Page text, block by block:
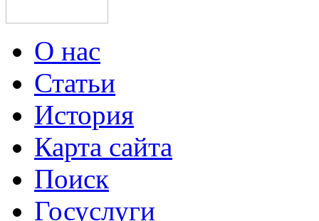
О нас
Статьи
История
Карта сайта
Поиск
Госуслуги